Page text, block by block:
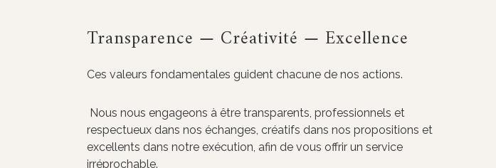
Transparence — Créativité — Excellence
Ces valeurs fondamentales guident chacune de nos actions.
Nous nous engageons à être transparents, professionnels et
respectueux dans nos échanges, créatifs dans nos propositions et
excellents dans notre exécution, afin de vous offrir un service
irréprochable.